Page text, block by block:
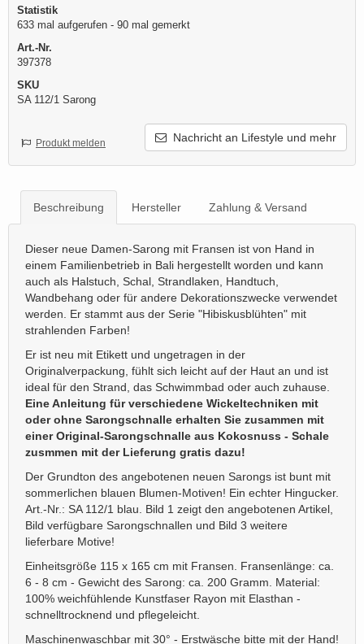
Statistik
633 mal aufgerufen - 90 mal gemerkt
Art.-Nr.
397378
SKU
SA 112/1 Sarong
Nachricht an Lifestyle und mehr
Produkt melden
Beschreibung Hersteller Zahlung & Versand
Dieser neue Damen-Sarong mit Fransen ist von Hand in
einem Familienbetrieb in Bali hergestellt worden und kann
auch als Halstuch, Schal, Strandlaken, Handtuch,
Wandbehang oder für andere Dekorationszwecke verwendet
werden. Er stammt aus der Serie "Hibiskusblühten" mit
strahlenden Farben!
Er ist neu mit Etikett und ungetragen in der
Originalverpackung, fühlt sich leicht auf der Haut an und ist
ideal für den Strand, das Schwimmbad oder auch zuhause.
Eine Anleitung für verschiedene Wickeltechniken mit
oder ohne Sarongschnalle erhalten Sie zusammen mit
einer Original-Sarongschnalle aus Kokosnuss - Schale
zusmmen mit der Lieferung gratis dazu!
Der Grundton des angebotenen neuen Sarongs ist bunt mit
sommerlichen blauen Blumen-Motiven! Ein echter Hingucker.
Art.-Nr.: SA 112/1 blau. Bild 1 zeigt den angebotenen Artikel,
Bild verfügbare Sarongschnallen und Bild 3 weitere
lieferbare Motive!
Einheitsgröße 115 x 165 cm mit Fransen. Fransenlänge: ca.
6 - 8 cm - Gewicht des Sarong: ca. 200 Gramm. Material:
100% weichfühlende Kunstfaser Rayon mit Elasthan -
schnelltrocknend und pflegeleicht.
Maschinenwaschbar mit 30° - Erstwäsche bitte mit der Hand!